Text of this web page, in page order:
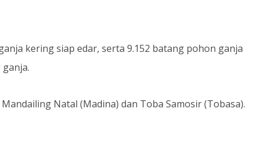
kering siap edar, serta 9.152 batang pohon ganja
Natal (Madina) dan Toba Samosir (Tobasa).